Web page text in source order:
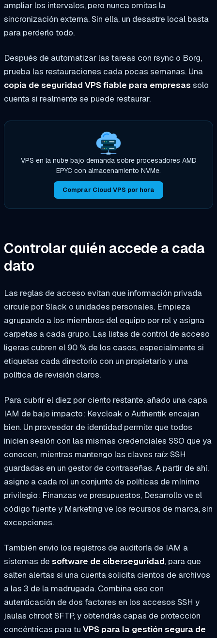
ampliar los intervalos, pero nunca omitas la
sincronización externa. Sin ella, un desastre local basta
para perderlo todo.
Después de automatizar las tareas con rsync o Borg,
prueba las restauraciones cada pocas semanas. Una
copia de seguridad VPS fiable para empresas solo
cuenta si realmente se puede restaurar.
VPS en la nube bajo demanda sobre procesadores AMD
EPYC con almacenamiento NVMe.
Comprar Cloud VPS por hora
Controlar quién accede a cada
dato
Las reglas de acceso evitan que información privada
circule por Slack o unidades personales. Empieza
agrupando a los miembros del equipo por rol y asigna
carpetas a cada grupo. Las listas de control de acceso
ligeras cubren el 90 % de los casos, especialmente si
etiquetas cada directorio con un propietario y una
política de revisión claros.
Para cubrir el diez por ciento restante, añado una capa
IAM de bajo impacto: Keycloak o Authentik encajan
bien. Un proveedor de identidad permite que todos
inicien sesión con las mismas credenciales SSO que ya
conocen, mientras mantengo las claves raíz SSH
guardadas en un gestor de contraseñas. A partir de ahí,
asigno a cada rol un conjunto de políticas de mínimo
privilegio: Finanzas ve presupuestos, Desarrollo ve el
código fuente y Marketing ve los recursos de marca, sin
excepciones.
También envío los registros de auditoría de IAM a
sistemas de software de ciberseguridad, para que
salten alertas si una cuenta solicita cientos de archivos
a las 3 de la madrugada. Combina eso con
autenticación de dos factores en los accesos SSH y
jaulas chroot SFTP, y obtendrás capas de protección
concéntricas para tu VPS para la gestión segura de